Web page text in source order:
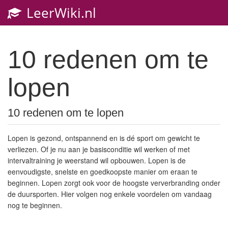
LeerWiki.nl
10 redenen om te
lopen
10 redenen om te lopen
Lopen is gezond, ontspannend en is dé sport om gewicht te
verliezen. Of je nu aan je basisconditie wil werken of met
intervaltraining je weerstand wil opbouwen. Lopen is de
eenvoudigste, snelste en goedkoopste manier om eraan te
beginnen. Lopen zorgt ook voor de hoogste ververbranding onder
de duursporten. Hier volgen nog enkele voordelen om vandaag
nog te beginnen.